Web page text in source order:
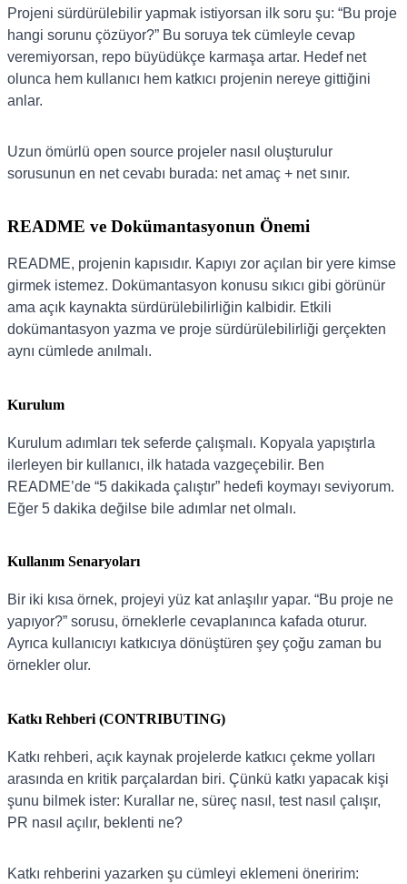
Projeni sürdürülebilir yapmak istiyorsan ilk soru şu: “Bu proje
hangi sorunu çözüyor?” Bu soruya tek cümleyle cevap
veremiyorsan, repo büyüdükçe karmaşa artar. Hedef net
olunca hem kullanıcı hem katkıcı projenin nereye gittiğini
anlar.
Uzun ömürlü open source projeler nasıl oluşturulur
sorusunun en net cevabı burada: net amaç + net sınır.
README ve Dokümantasyonun Önemi
README, projenin kapısıdır. Kapıyı zor açılan bir yere kimse
girmek istemez. Dokümantasyon konusu sıkıcı gibi görünür
ama açık kaynakta sürdürülebilirliğin kalbidir. Etkili
dokümantasyon yazma ve proje sürdürülebilirliği gerçekten
aynı cümlede anılmalı.
Kurulum
Kurulum adımları tek seferde çalışmalı. Kopyala yapıştırla
ilerleyen bir kullanıcı, ilk hatada vazgeçebilir. Ben
README’de “5 dakikada çalıştır” hedefi koymayı seviyorum.
Eğer 5 dakika değilse bile adımlar net olmalı.
Kullanım Senaryoları
Bir iki kısa örnek, projeyi yüz kat anlaşılır yapar. “Bu proje ne
yapıyor?” sorusu, örneklerle cevaplanınca kafada oturur.
Ayrıca kullanıcıyı katkıcıya dönüştüren şey çoğu zaman bu
örnekler olur.
Katkı Rehberi (CONTRIBUTING)
Katkı rehberi, açık kaynak projelerde katkıcı çekme yolları
arasında en kritik parçalardan biri. Çünkü katkı yapacak kişi
şunu bilmek ister: Kurallar ne, süreç nasıl, test nasıl çalışır,
PR nasıl açılır, beklenti ne?
Katkı rehberini yazarken şu cümleyi eklemeni öneririm: